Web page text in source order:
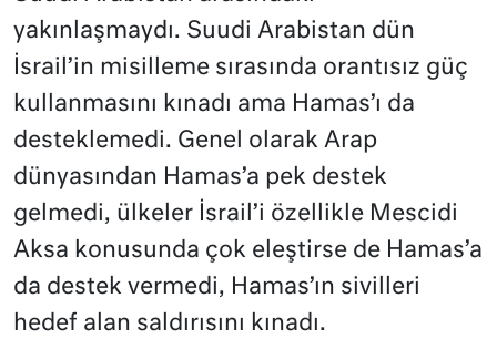
yakınlaşmaydı. Suudi Arabistan dün
İsrail’in misilleme sırasında orantısız güç
kullanmasını kınadı ama Hamas’ı da
desteklemedi. Genel olarak Arap
dünyasından Hamas’a pek destek
gelmedi, ülkeler İsrail’i özellikle Mescidi
Aksa konusunda çok eleştirse de Hamas’a
da destek vermedi, Hamas’ın sivilleri
hedef alan saldırısını kınadı.